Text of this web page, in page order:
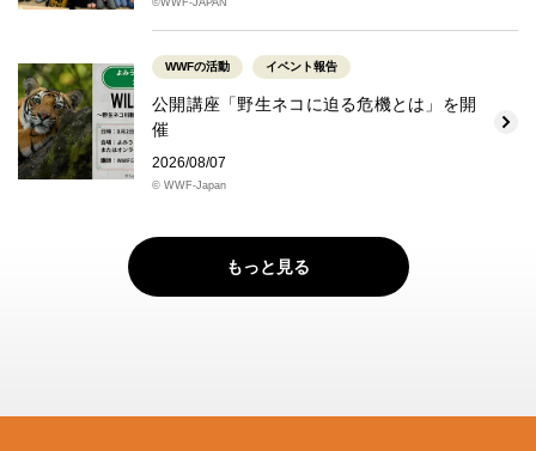
WWFの活動 イベント報告
公開講座「野生ネコに迫る危機とは」を開
催
2026/08/07
© WWF-Japan
もっと見る